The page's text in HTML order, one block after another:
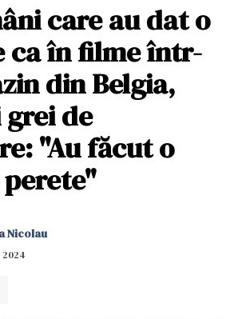
care au dat o
ca în filme într-
din Belgia,
de
"Au făcut o
Nicolau
2024